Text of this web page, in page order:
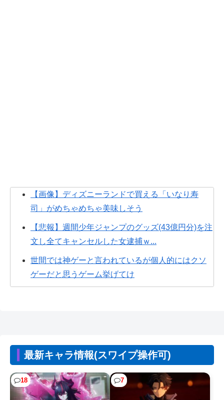
【画像】ディズニーランドで買える「いなり寿
司」がめちゃめちゃ美味しそう
【悲報】週間少年ジャンプのグッズ(43億円分)を注
文し全てキャンセルした女逮捕ｗ...
世間では神ゲーと言われているが個人的にはクソ
ゲーだと思うゲーム挙げてけ
【悲報】ヒソカ、ビスケより弱かったｗｗｗｗ
【悲報】エアコン業者、正論「エアコンスプレー
なんて使わない方がいい」ﾄﾞﾝｯ！
最新キャラ情報(スワイプ操作可)
18 7